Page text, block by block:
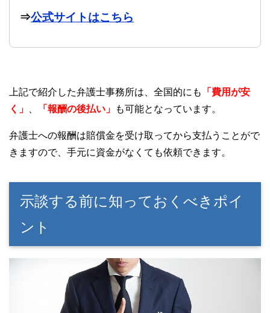
⇒公式サイトはこちら
上記で紹介した弁護士事務所は、全国的にも
「費用が安
く」
「報酬の後払い」 も可能となっています。
弁護士への報酬は賠償金を受け取ってから支払うことがで
きますので、手元に資金がなくても依頼できます。
示談する前に知っておくべきポイ
ント